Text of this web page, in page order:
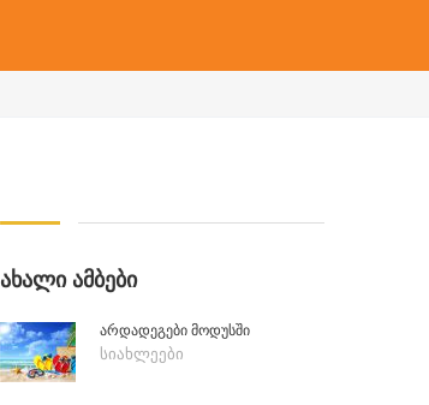
ᲐᲮᲐᲚᲘ ᲐᲛᲑᲔᲑᲘ
არდადეგები მოდუსში
სიახლეები